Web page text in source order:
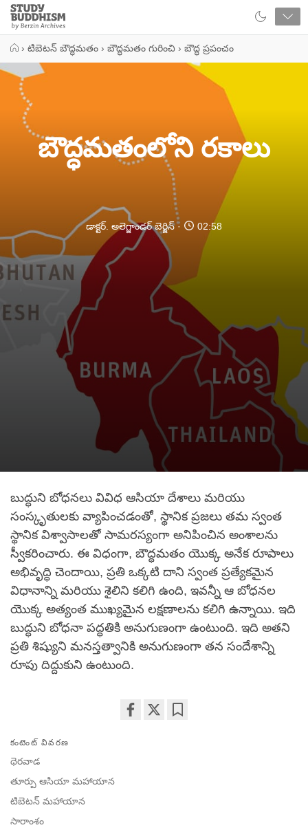
Close
Study
Buddhism
› టిబెటన్ బౌద్ధమతం › బౌద్ధమతం గురించి › బౌద్ధ ప్రపంచం
బౌద్ధమతంలోని రకాలు
డాక్టర్. అలెగ్జాండర్ బెర్జిన్ 02:58
బుద్ధుని బోధనలు వివిధ ఆసియా దేశాలు మరియు
సంస్కృతులకు వ్యాపించడంతో, స్థానిక ప్రజలు తమ స్వంత
స్థానిక విశ్వాసాలతో సామరస్యంగా అనిపించిన అంశాలను
స్వీకరించారు. ఈ విధంగా, బౌద్ధమతం యొక్క అనేక రూపాలు
అభివృద్ధి చెందాయి, ప్రతి ఒక్కటి దాని స్వంత ప్రత్యేకమైన
విధానాన్ని మరియు శైలిని కలిగి ఉంది, ఇవన్నీ ఆ బోధనల
యొక్క అత్యంత ముఖ్యమైన లక్షణాలను కలిగి ఉన్నాయి. ఇది
బుద్ధుని బోధనా పద్ధతికి అనుగుణంగా ఉంటుంది. ఇది అతని
ప్రతి శిష్యుని మనస్తత్వానికి అనుగుణంగా తన సందేశాన్ని
రూపు దిద్దుకుని ఉంటుంది.
కంటెంట్ వివరణ
థెరవాడ
తూర్పు ఆసియా మహాయాన
టిబెటన్ మహాయాన
సారాంశం